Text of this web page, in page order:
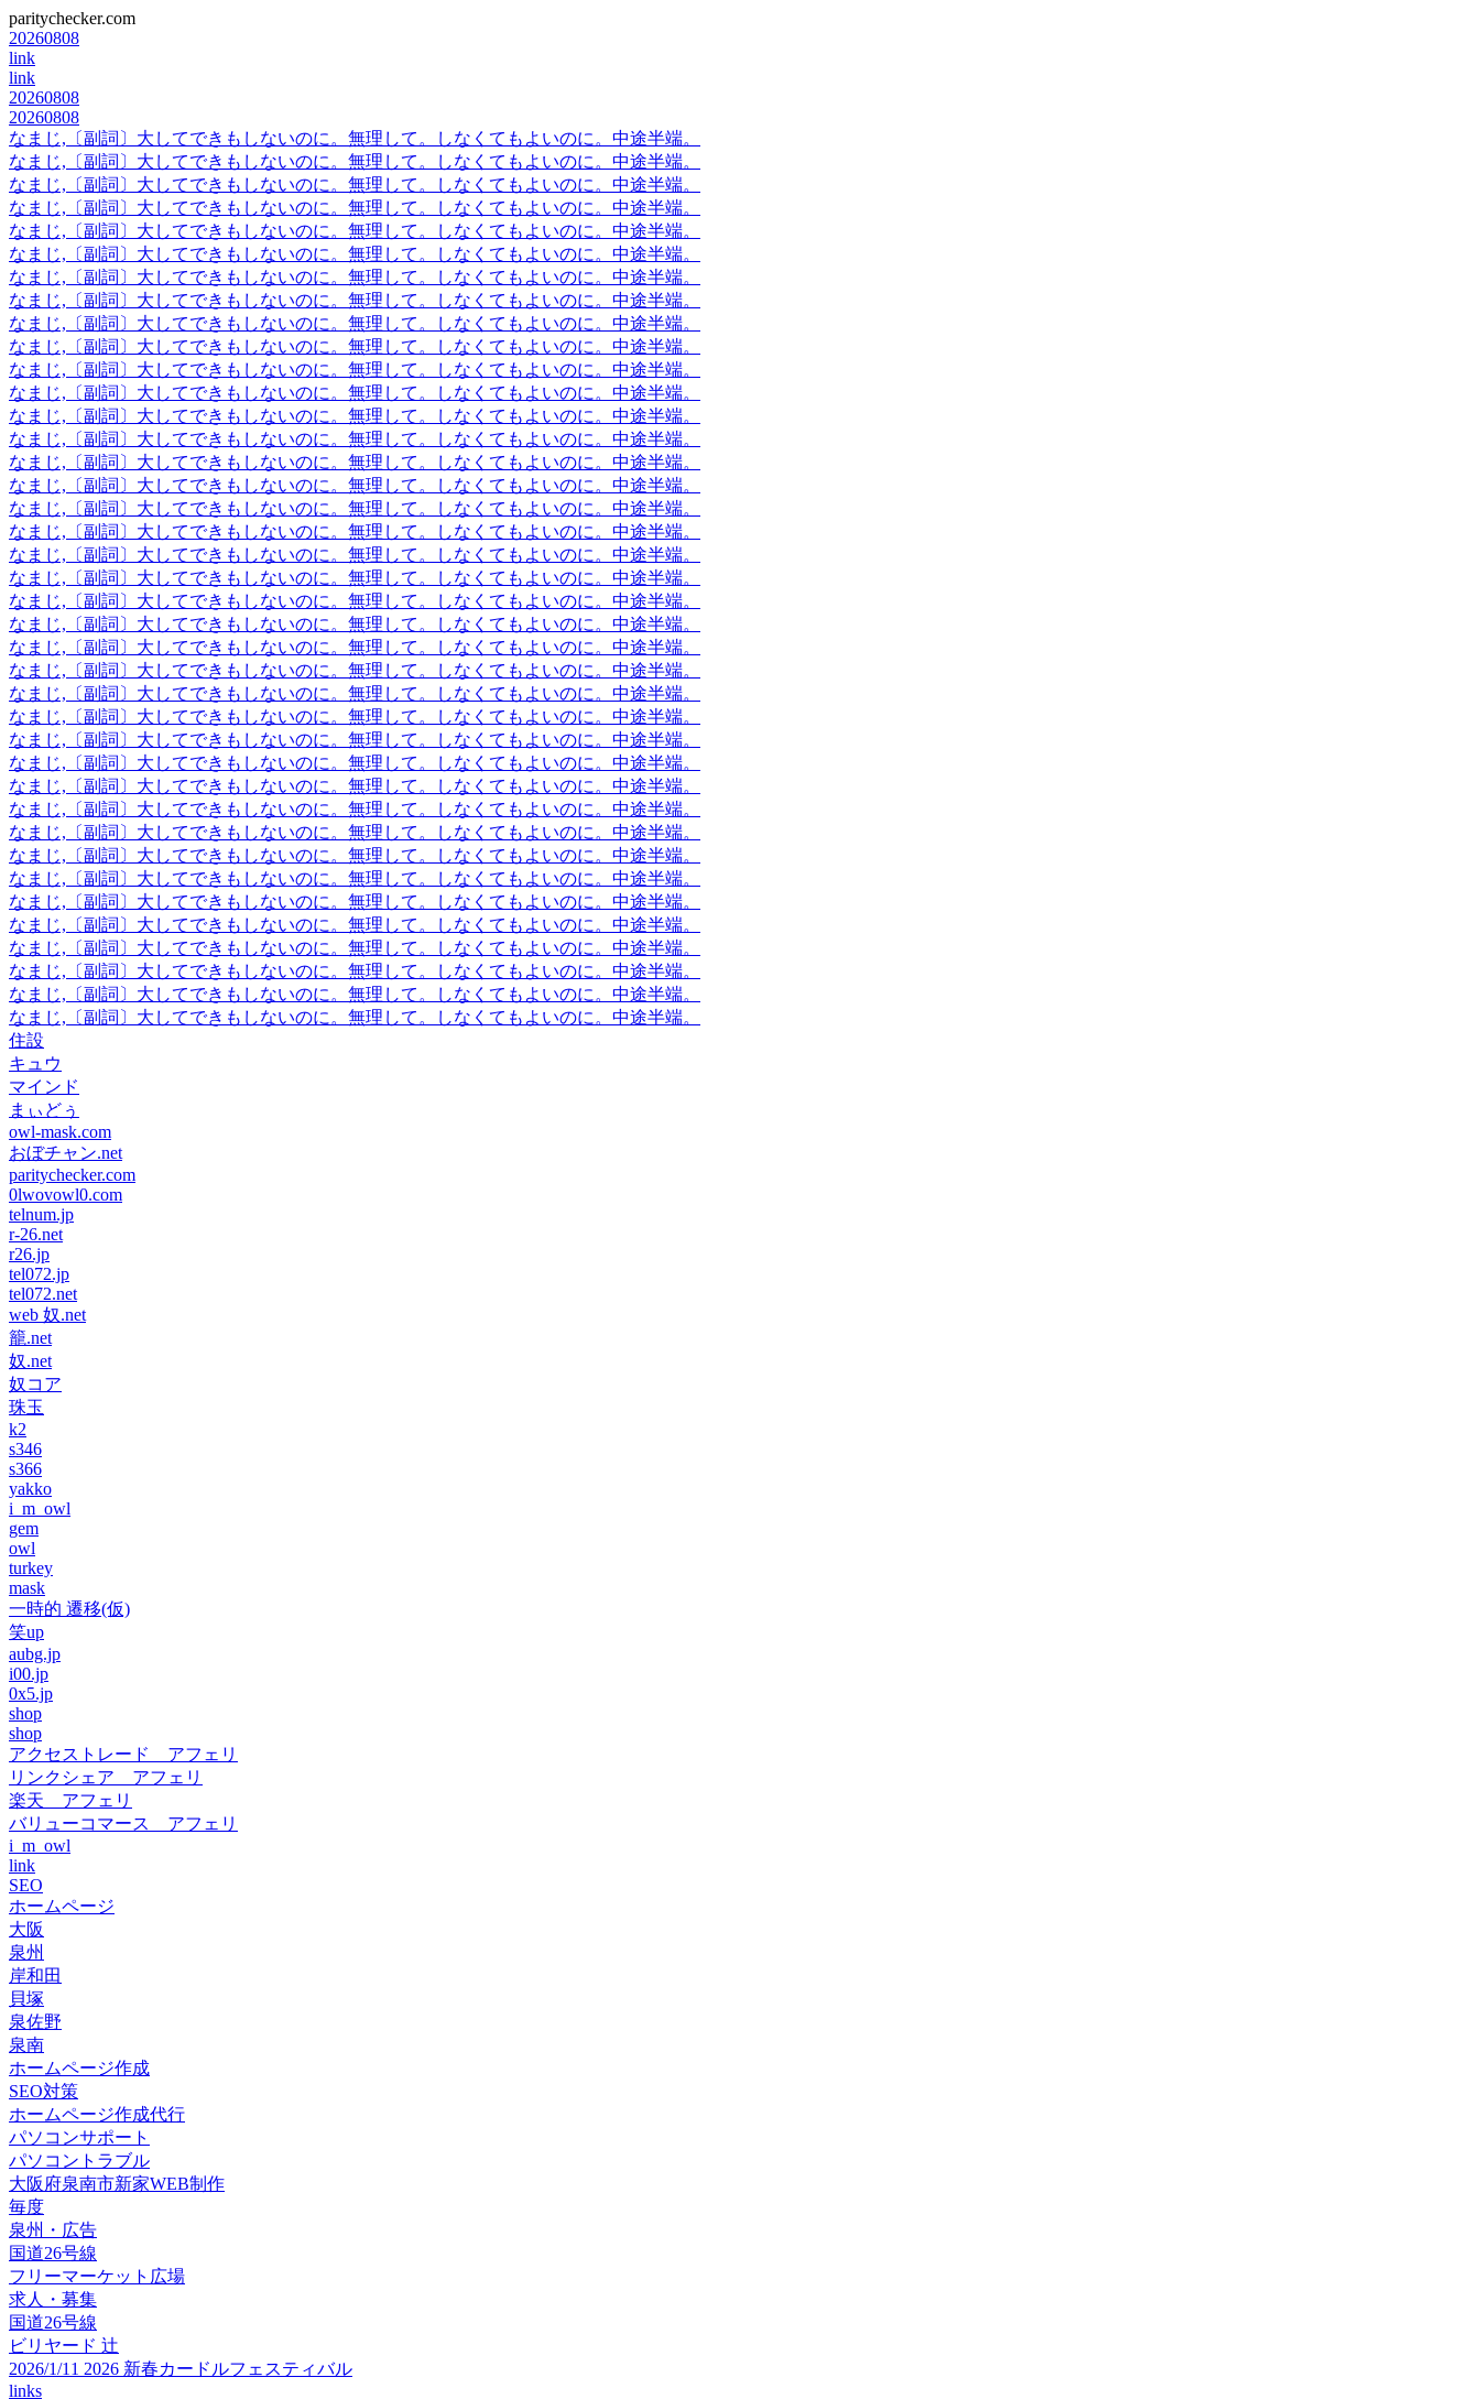
paritychecker.com
20260808
link
link
20260808
20260808
なまじ,〔副詞〕大してできもしないのに。無理して。しなくてもよいのに。中途半端。
なまじ,〔副詞〕大してできもしないのに。無理して。しなくてもよいのに。中途半端。
なまじ,〔副詞〕大してできもしないのに。無理して。しなくてもよいのに。中途半端。
なまじ,〔副詞〕大してできもしないのに。無理して。しなくてもよいのに。中途半端。
なまじ,〔副詞〕大してできもしないのに。無理して。しなくてもよいのに。中途半端。
なまじ,〔副詞〕大してできもしないのに。無理して。しなくてもよいのに。中途半端。
なまじ,〔副詞〕大してできもしないのに。無理して。しなくてもよいのに。中途半端。
なまじ,〔副詞〕大してできもしないのに。無理して。しなくてもよいのに。中途半端。
なまじ,〔副詞〕大してできもしないのに。無理して。しなくてもよいのに。中途半端。
なまじ,〔副詞〕大してできもしないのに。無理して。しなくてもよいのに。中途半端。
なまじ,〔副詞〕大してできもしないのに。無理して。しなくてもよいのに。中途半端。
なまじ,〔副詞〕大してできもしないのに。無理して。しなくてもよいのに。中途半端。
なまじ,〔副詞〕大してできもしないのに。無理して。しなくてもよいのに。中途半端。
なまじ,〔副詞〕大してできもしないのに。無理して。しなくてもよいのに。中途半端。
なまじ,〔副詞〕大してできもしないのに。無理して。しなくてもよいのに。中途半端。
なまじ,〔副詞〕大してできもしないのに。無理して。しなくてもよいのに。中途半端。
なまじ,〔副詞〕大してできもしないのに。無理して。しなくてもよいのに。中途半端。
なまじ,〔副詞〕大してできもしないのに。無理して。しなくてもよいのに。中途半端。
なまじ,〔副詞〕大してできもしないのに。無理して。しなくてもよいのに。中途半端。
なまじ,〔副詞〕大してできもしないのに。無理して。しなくてもよいのに。中途半端。
なまじ,〔副詞〕大してできもしないのに。無理して。しなくてもよいのに。中途半端。
なまじ,〔副詞〕大してできもしないのに。無理して。しなくてもよいのに。中途半端。
なまじ,〔副詞〕大してできもしないのに。無理して。しなくてもよいのに。中途半端。
なまじ,〔副詞〕大してできもしないのに。無理して。しなくてもよいのに。中途半端。
なまじ,〔副詞〕大してできもしないのに。無理して。しなくてもよいのに。中途半端。
なまじ,〔副詞〕大してできもしないのに。無理して。しなくてもよいのに。中途半端。
なまじ,〔副詞〕大してできもしないのに。無理して。しなくてもよいのに。中途半端。
なまじ,〔副詞〕大してできもしないのに。無理して。しなくてもよいのに。中途半端。
なまじ,〔副詞〕大してできもしないのに。無理して。しなくてもよいのに。中途半端。
なまじ,〔副詞〕大してできもしないのに。無理して。しなくてもよいのに。中途半端。
なまじ,〔副詞〕大してできもしないのに。無理して。しなくてもよいのに。中途半端。
なまじ,〔副詞〕大してできもしないのに。無理して。しなくてもよいのに。中途半端。
なまじ,〔副詞〕大してできもしないのに。無理して。しなくてもよいのに。中途半端。
なまじ,〔副詞〕大してできもしないのに。無理して。しなくてもよいのに。中途半端。
なまじ,〔副詞〕大してできもしないのに。無理して。しなくてもよいのに。中途半端。
なまじ,〔副詞〕大してできもしないのに。無理して。しなくてもよいのに。中途半端。
なまじ,〔副詞〕大してできもしないのに。無理して。しなくてもよいのに。中途半端。
なまじ,〔副詞〕大してできもしないのに。無理して。しなくてもよいのに。中途半端。
なまじ,〔副詞〕大してできもしないのに。無理して。しなくてもよいのに。中途半端。
住設
キュウ
マインド
まぃどぅ
owl-mask.com
おぼチャン.net
paritychecker.com
0lwovowl0.com
telnum.jp
r-26.net
r26.jp
tel072.jp
tel072.net
web 奴.net
籠.net
奴.net
奴コア
珠玉
k2
s346
s366
yakko
i_m_owl
gem
owl
turkey
mask
一時的 遷移(仮)
笑up
aubg.jp
i00.jp
0x5.jp
shop
shop
アクセストレード アフェリ
リンクシェア アフェリ
楽天 アフェリ
バリューコマース アフェリ
i_m_owl
link
SEO
ホームページ
大阪
泉州
岸和田
貝塚
泉佐野
泉南
ホームページ作成
SEO対策
ホームページ作成代行
パソコンサポート
パソコントラブル
大阪府泉南市新家WEB制作
毎度
泉州・広告
国道26号線
フリーマーケット広場
求人・募集
国道26号線
ビリヤード 辻
2026/1/11 2026 新春カードルフェスティバル
links